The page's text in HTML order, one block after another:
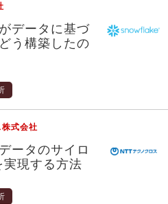
データに基づ
う構築したの
式会社
ータのサイロ
現する方法